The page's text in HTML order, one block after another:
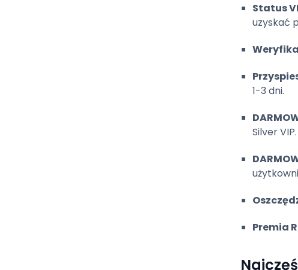
Status
uzyskać
1-3 dni.
Silver VIP.
Premia